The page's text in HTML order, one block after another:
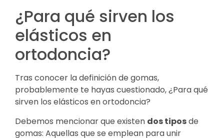
¿Para qué sirven los
elásticos en
ortodoncia?
Tras conocer la definición de gomas,
probablemente te hayas cuestionado, ¿Para qué
sirven los elásticos en ortodoncia?
Debemos mencionar que existen dos tiposde
gomas: Aquellas que se emplean para unir